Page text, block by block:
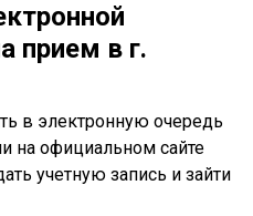
прием в г.
в электронную очередь
на официальном сайте
учетную запись и зайти